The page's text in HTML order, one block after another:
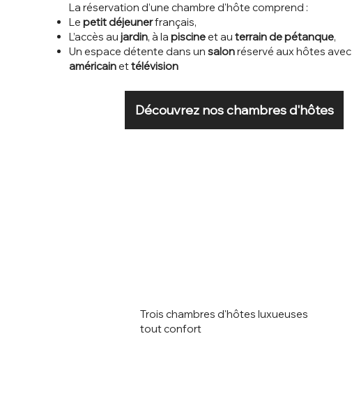
La réservation d’une chambre d'hôte comprend :
Le petit déjeunerfrançais,
L’accès au jardin, à la piscineet au terrain de pétanque,
Un espace détente dans un salonréservé aux hôtes avec
américainettélévision
Découvrez nos chambres d'hôtes
Trois chambres d'hôtes luxueuses
tout confort